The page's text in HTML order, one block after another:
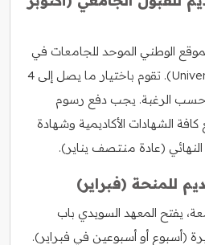
الوطني الموحد للجامعات في
السويد (University Admissions). تقوم باختيار ما يصل إلى 4
حسب الرغبة. يجب دفع رسوم
ورفع كافة الشهادات الأكاديمية وشهادة
النهائي (عادة منتصف يناير).
للمنحة (فبراير)
يفتح المعهد السويدي باب
(أسبوع أو أسبوعين في فبراير).